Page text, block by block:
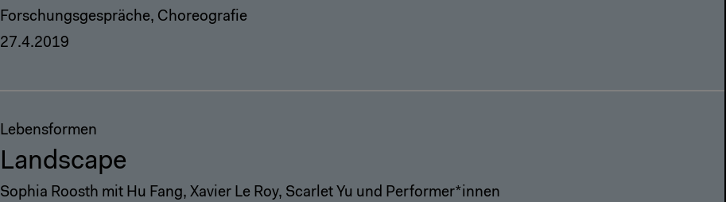
Forschungsgespräche, Choreografie
27.4.2019
Lebensformen
Landscape
Sophia Roosth mit Hu Fang, Xavier Le Roy, Scarlet Yu und Performer*innen